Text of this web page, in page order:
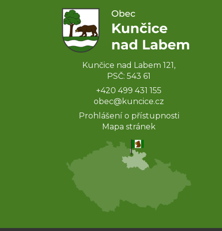
Kunčice nad Labem 121,
PSČ: 543 61
+420 499 431 155
obec@kuncice.cz
Prohlášení o přístupnosti
Mapa stránek